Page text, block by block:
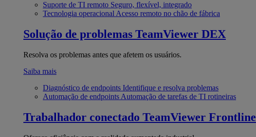
Suporte de TI remoto Seguro, flexível, integrado
Tecnologia operacional Acesso remoto no chão de fábrica
Solução de problemas TeamViewer DEX
Resolva os problemas antes que afetem os usuários.
Saiba mais
Diagnóstico de endpoints Identifique e resolva problemas
Automação de endpoints Automação de tarefas de TI rotineiras
Trabalhador conectado TeamViewer Frontline